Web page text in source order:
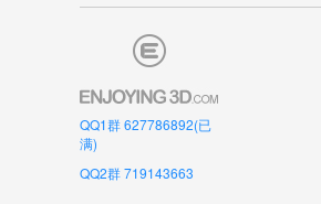
QQ1群 627786892(已
满)
QQ2群 719143663